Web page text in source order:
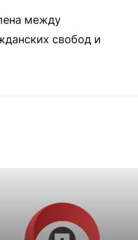
между
свобод и